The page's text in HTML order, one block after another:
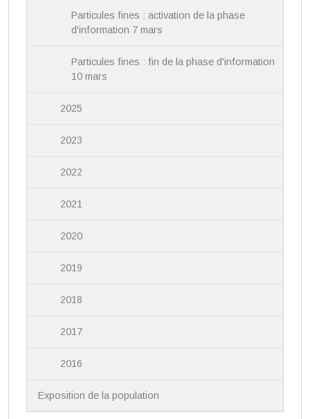
Particules fines : activation de la phase
d'information 7 mars
Particules fines : fin de la phase d'information
10 mars
2025
2023
2022
2021
2020
2019
2018
2017
2016
Exposition de la population